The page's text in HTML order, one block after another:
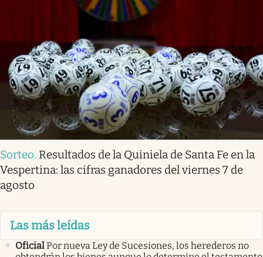
Sorteo. Resultados de la Quiniela de Santa Fe en la
Vespertina: las cifras ganadores del viernes 7 de
agosto
Las más leídas
OficialPor nueva Ley de Sucesiones, los herederos no